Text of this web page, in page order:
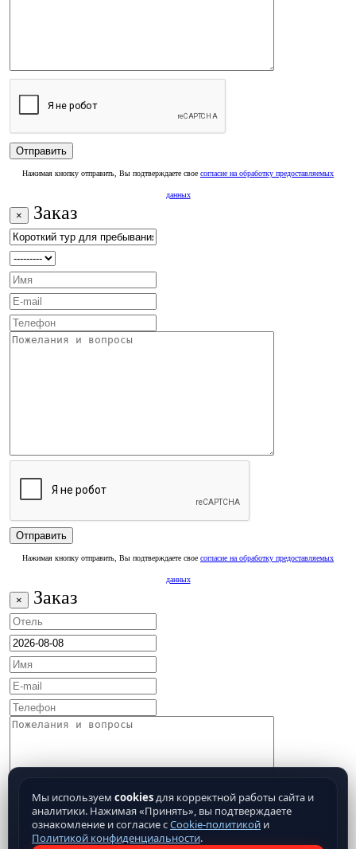
Нажимая кнопку отправить, Вы подтверждаете свое согласие на обработку предоставляемых
данных
× Заказ
Нажимая кнопку отправить, Вы подтверждаете свое согласие на обработку предоставляемых
данных
× Заказ
Мы используем cookiesдля корректной работы сайта и
аналитики. Нажимая «Принять», вы подтверждаете
ознакомление и согласие сCookie-политикой и
Политикой конфиденциальности.